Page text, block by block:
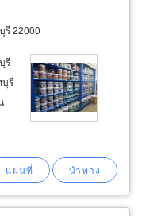
รี 22000
รี
บุรี
โม